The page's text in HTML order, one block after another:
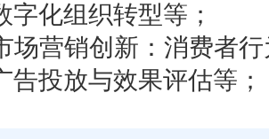
字化组织转型等；
场营销创新：消费者
告投放与效果评估等；